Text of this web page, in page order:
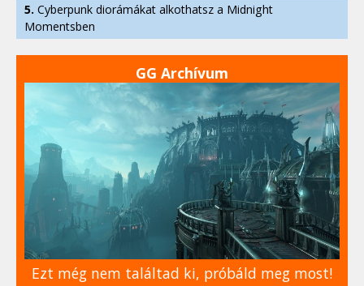
5. Cyberpunk diorámákat alkothatsz a Midnight
Momentsben
GG Archívum
Ezt még nem találtad ki, próbáld meg most!